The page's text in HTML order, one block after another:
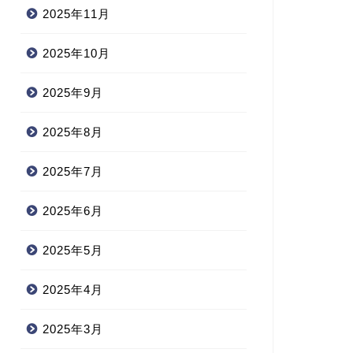
2025年11月
2025年10月
2025年9月
2025年8月
2025年7月
2025年6月
2025年5月
2025年4月
2025年3月